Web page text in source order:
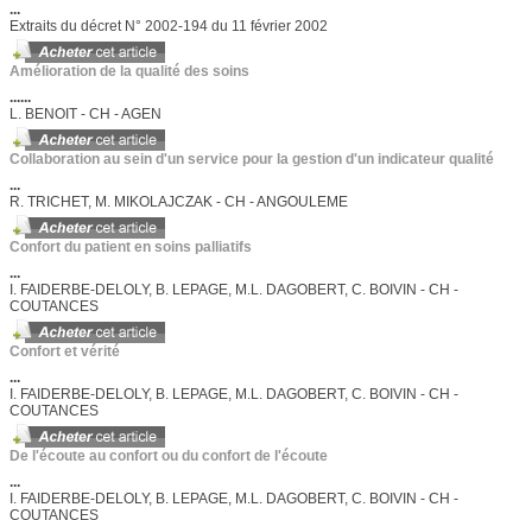
...
Extraits du décret N° 2002-194 du 11 février 2002
Amélioration de la qualité des soins
......
L. BENOIT - CH - AGEN
Collaboration au sein d'un service pour la gestion d'un indicateur qualité
...
R. TRICHET, M. MIKOLAJCZAK - CH - ANGOULEME
Confort du patient en soins palliatifs
...
I. FAIDERBE-DELOLY, B. LEPAGE, M.L. DAGOBERT, C. BOIVIN - CH -
COUTANCES
Confort et vérité
...
I. FAIDERBE-DELOLY, B. LEPAGE, M.L. DAGOBERT, C. BOIVIN - CH -
COUTANCES
De l'écoute au confort ou du confort de l'écoute
...
I. FAIDERBE-DELOLY, B. LEPAGE, M.L. DAGOBERT, C. BOIVIN - CH -
COUTANCES